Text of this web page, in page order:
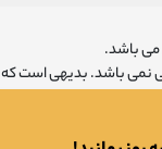
می باشد.
نمی باشد. بدیهی است که
علیرضا محرابی تنها